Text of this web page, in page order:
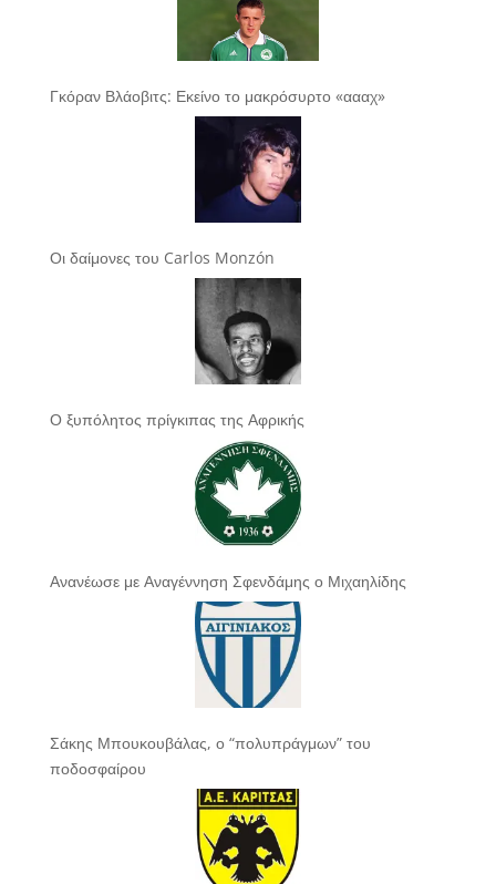
Γκόραν Βλάοβιτς: Εκείνο το μακρόσυρτο «αααχ»
Οι δαίμονες του Carlos Monzón
Ο ξυπόλητος πρίγκιπας της Αφρικής
Ανανέωσε με Αναγέννηση Σφενδάμης ο Μιχαηλίδης
Σάκης Μπουκουβάλας, ο “πολυπράγμων” του
ποδοσφαίρου